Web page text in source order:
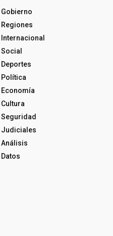
Gobierno
Regiones
Internacional
Social
Deportes
Política
Economía
Cultura
Seguridad
Judiciales
Análisis
Datos